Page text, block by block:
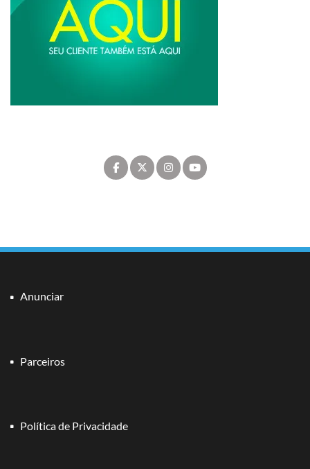
Anunciar
Parceiros
Política de Privacidade